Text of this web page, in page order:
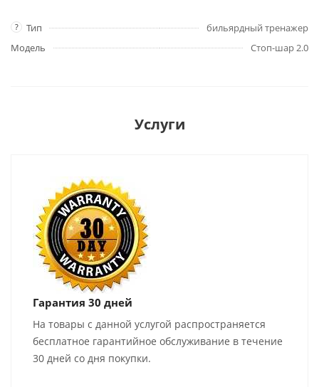
? Тип
бильярдный тренажер
Модель
Стоп-шар 2.0
Услуги
Гарантия 30 дней
На товары с данной услугой распространяется
бесплатное гарантийное обслуживание в течение
30 дней со дня покупки.